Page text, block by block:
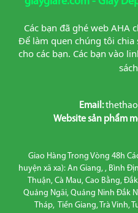
Các bạn đã ghé web AHA
Để làm quen chúng tôi chia
cho các bạn. Các bạn vào
Email:
Website sản phẩm
Giao Hàng Trong Vòng 48h
huyện xã xa): An Giang, , Bình
Thuận, Cà Mau, Cao Bằng,
Quảng Ngãi, Quảng Ninh Đắk
Tháp, Tiền Giang, Trà Vinh,